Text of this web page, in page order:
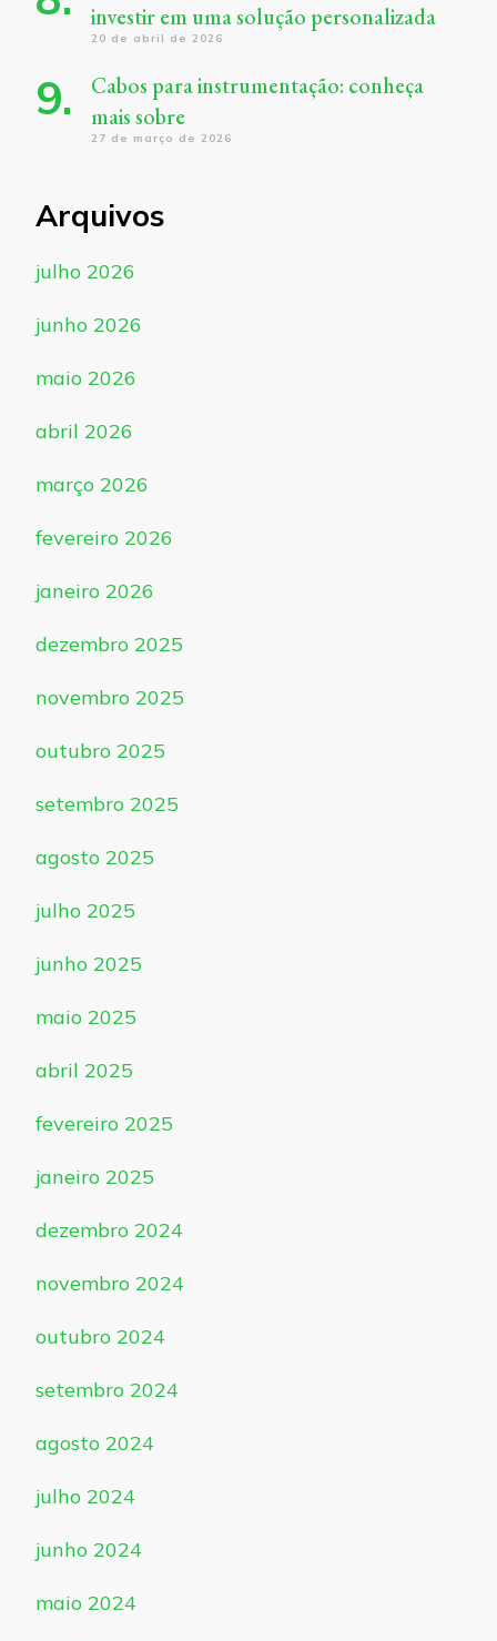
investir em uma solução personalizada
20 de abril de 2026
Cabos para instrumentação: conheça
mais sobre
27 de março de 2026
Arquivos
julho 2026
junho 2026
maio 2026
abril 2026
março 2026
fevereiro 2026
janeiro 2026
dezembro 2025
novembro 2025
outubro 2025
setembro 2025
agosto 2025
julho 2025
junho 2025
maio 2025
abril 2025
fevereiro 2025
janeiro 2025
dezembro 2024
novembro 2024
outubro 2024
setembro 2024
agosto 2024
julho 2024
junho 2024
maio 2024